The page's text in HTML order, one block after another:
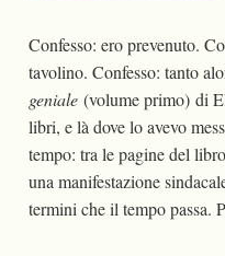
Confesso: ero prevenuto.
tavolino. Confesso: tanto
geniale(volume primo) di
libri, e là dove lo avevo
tempo: tra le pagine del
una manifestazione
termini che il tempo passa.